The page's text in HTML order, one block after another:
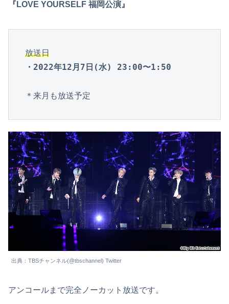
『LOVE YOURSELF 福岡公演』
放送日
・2022年12月7日(水) 23:00〜1:50
＊来月も放送予定
出典：TBSチャンネル(@tbschannel) Twitter
アンコールまで完全ノーカット放送です。